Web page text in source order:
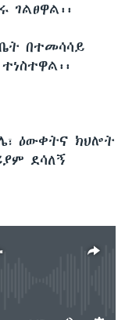
በተመሳሳይ
ዕውቀትና ክህሎት
ደሳለኝ
available